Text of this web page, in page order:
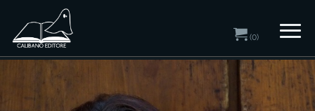
(0)
Home/ Autori